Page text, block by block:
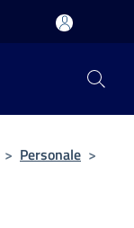
> Personale >